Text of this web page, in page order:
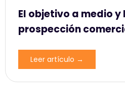
El objetivo a medio
prospección
Leer artículo →